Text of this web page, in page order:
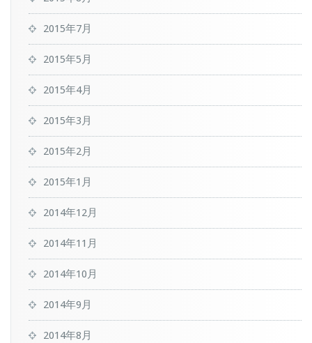
2015年7月
2015年5月
2015年4月
2015年3月
2015年2月
2015年1月
2014年12月
2014年11月
2014年10月
2014年9月
2014年8月